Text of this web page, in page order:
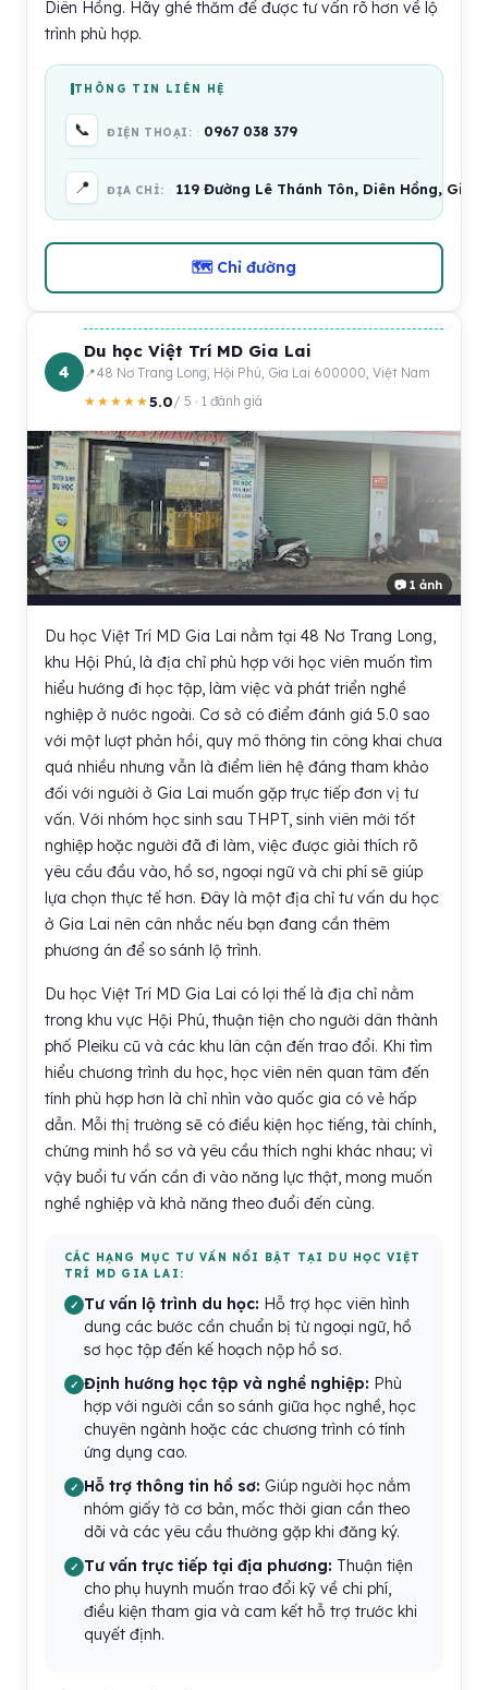
Diên Hồng. Hãy ghé thăm để được tư vấn rõ hơn về lộ
trình phù hợp.
THÔNG TIN LIÊN HỆ
📞 ĐIỆN THOẠI: 0967 038 379
📍 ĐỊA CHỈ: 119 Đường Lê Thánh Tôn, Diên Hồng, Gia
🗺 Chỉ đường
4
Du học Việt Trí MD Gia Lai
48 Nơ Trang Long, Hội Phú, Gia Lai 600000, Việt Nam
★★★★★5.0/ 5 · 1 đánh giá
📷 1 ảnh
Du học Việt Trí MD Gia Lai nằm tại 48 Nơ Trang Long,
khu Hội Phú, là địa chỉ phù hợp với học viên muốn tìm
hiểu hướng đi học tập, làm việc và phát triển nghề
nghiệp ở nước ngoài. Cơ sở có điểm đánh giá 5.0 sao
với một lượt phản hồi, quy mô thông tin công khai chưa
quá nhiều nhưng vẫn là điểm liên hệ đáng tham khảo
đối với người ở Gia Lai muốn gặp trực tiếp đơn vị tư
vấn. Với nhóm học sinh sau THPT, sinh viên mới tốt
nghiệp hoặc người đã đi làm, việc được giải thích rõ
yêu cầu đầu vào, hồ sơ, ngoại ngữ và chi phí sẽ giúp
lựa chọn thực tế hơn. Đây là một địa chỉ tư vấn du học
ở Gia Lai nên cân nhắc nếu bạn đang cần thêm
phương án để so sánh lộ trình.
Du học Việt Trí MD Gia Lai có lợi thế là địa chỉ nằm
trong khu vực Hội Phú, thuận tiện cho người dân thành
phố Pleiku cũ và các khu lân cận đến trao đổi. Khi tìm
hiểu chương trình du học, học viên nên quan tâm đến
tính phù hợp hơn là chỉ nhìn vào quốc gia có vẻ hấp
dẫn. Mỗi thị trường sẽ có điều kiện học tiếng, tài chính,
chứng minh hồ sơ và yêu cầu thích nghi khác nhau; vì
vậy buổi tư vấn cần đi vào năng lực thật, mong muốn
nghề nghiệp và khả năng theo đuổi đến cùng.
CÁC HẠNG MỤC TƯ VẤN NỔI BẬT TẠI DU HỌC VIỆT
TRÍ MD GIA LAI:
Tư vấn lộ trình du học: Hỗ trợ học viên hình
dung các bước cần chuẩn bị từ ngoại ngữ, hồ
sơ học tập đến kế hoạch nộp hồ sơ.
Định hướng học tập và nghề nghiệp: Phù
hợp với người cần so sánh giữa học nghề, học
chuyên ngành hoặc các chương trình có tính
ứng dụng cao.
Hỗ trợ thông tin hồ sơ: Giúp người học nắm
nhóm giấy tờ cơ bản, mốc thời gian cần theo
dõi và các yêu cầu thường gặp khi đăng ký.
Tư vấn trực tiếp tại địa phương: Thuận tiện
cho phụ huynh muốn trao đổi kỹ về chi phí,
điều kiện tham gia và cam kết hỗ trợ trước khi
quyết định.